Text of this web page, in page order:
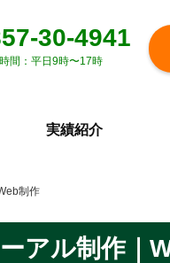
30-4941
間：平日9時〜17時
実績紹介
制作
アル制作｜